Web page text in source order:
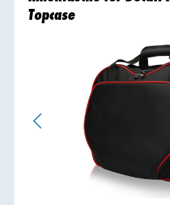
Topcase